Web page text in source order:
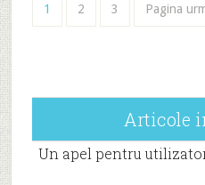
1 2 3 Pagina
Articole
Un apel pentru